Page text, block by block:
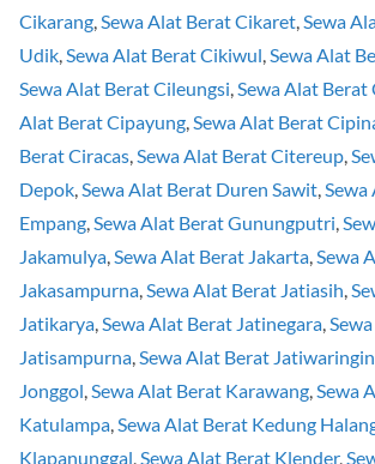
Cikarang,Sewa Alat Berat Cikaret,Sewa
Udik,Sewa Alat Berat Cikiwul,Sewa Alat
Sewa Alat Berat Cileungsi,Sewa Alat
Alat Berat Cipayung,Sewa Alat Berat
Berat Ciracas,Sewa Alat Berat Citereup,
Depok,Sewa Alat Berat Duren Sawit,Sewa
Empang,Sewa Alat Berat Gunungputri,
Jakamulya,Sewa Alat Berat Jakarta,Sewa
Jakasampurna,Sewa Alat Berat Jatiasih,
Jatikarya,Sewa Alat Berat Jatinegara,
Jatisampurna,Sewa Alat Berat Jatiwaringin
Jonggol,Sewa Alat Berat Karawang,Sewa
Katulampa,Sewa Alat Berat Kedung
Klapanunggal,Sewa Alat Berat Klender,